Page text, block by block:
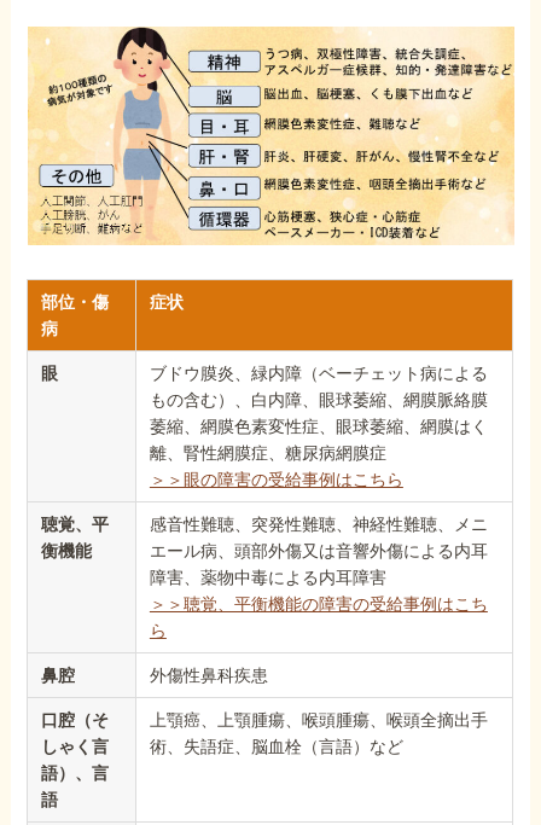
部位・傷
病
症状
眼
ブドウ膜炎、緑内障（ベーチェット病による
もの含む）、白内障、眼球萎縮、網膜脈絡膜
萎縮、網膜色素変性症、眼球萎縮、網膜はく
離、腎性網膜症、糖尿病網膜症
＞＞眼の障害の受給事例はこちら
聴覚、平
衡機能
感音性難聴、突発性難聴、神経性難聴、メニ
エール病、頭部外傷又は音響外傷による内耳
障害、薬物中毒による内耳障害
＞＞聴覚、平衡機能の障害の受給事例はこち
ら
鼻腔 外傷性鼻科疾患
口腔（そ
しゃく言
語）、言
語
上顎癌、上顎腫瘍、喉頭腫瘍、喉頭全摘出手
術、失語症、脳血栓（言語）など